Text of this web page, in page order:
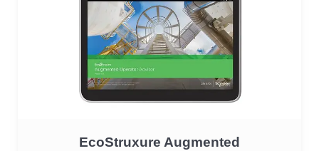
EcoStruxure Augmented